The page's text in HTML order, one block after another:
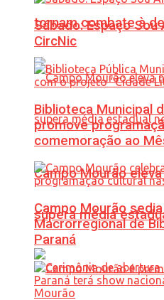
tornam combate à
Campo Mourão
supera média
Sábado: Espaço
CircNic
Biblioteca Municipal
promove
comemoração ao
Campo Mourão
Macrorregional de
Paraná